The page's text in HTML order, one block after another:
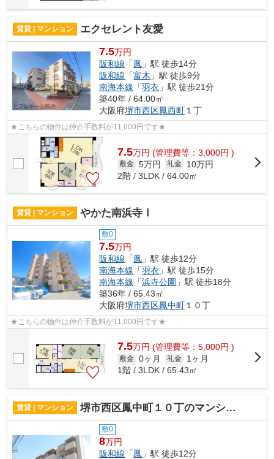
賃貸 | マンション エクセレント友愛
7.5万円
阪和線 「鳳 」駅 徒歩14分
阪和線 「富木 」駅 徒歩9分
南海本線 「羽衣 」駅 徒歩21分
築40年 / 64.00㎡
大阪府堺市西区鳳西町 １丁
★こちらの物件は仲介手数料が11,000円です★
7.5万円 (管理費等：3,000円 )
敷金 5万円 礼金
10万円
2階 / 3LDK / 64.00㎡
賃貸 | マンション やかた南浜寺Ⅰ
敷0
7.5万円
阪和線 「鳳 」駅 徒歩12分
南海本線 「羽衣 」駅 徒歩15分
南海本線 「浜寺公園 」駅 徒歩18分
築36年 / 65.43㎡
大阪府堺市西区鳳中町 １０丁
★こちらの物件は仲介手数料が11,000円です★
7.5万円 (管理費等：5,000円 )
敷金 0ヶ月 礼金
1ヶ月
1階 / 3LDK / 65.43㎡
賃貸 | マンション 堺市西区鳳中町１０丁のマンション
敷0
8万円
阪和線 「鳳 」駅 徒歩12分